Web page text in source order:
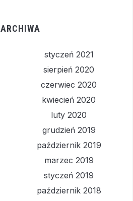
ARCHIWA
styczeń 2021
sierpień 2020
czerwiec 2020
kwiecień 2020
luty 2020
grudzień 2019
październik 2019
marzec 2019
styczeń 2019
październik 2018